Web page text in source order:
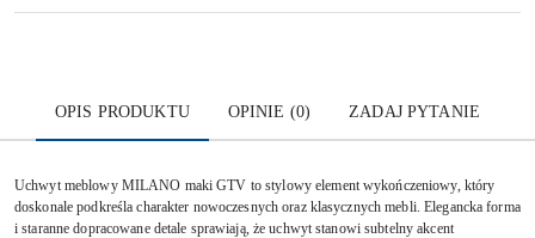
OPIS PRODUKTU OPINIE (0) ZADAJ PYTANIE
Uchwyt meblowy MILANO maki GTV to stylowy element wykończeniowy, który
doskonale podkreśla charakter nowoczesnych oraz klasycznych mebli. Elegancka forma
i staranne dopracowane detale sprawiają, że uchwyt stanowi subtelny akcent